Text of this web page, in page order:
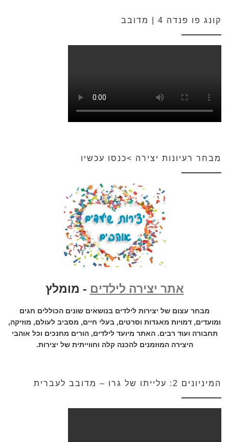
קונג פו פנדה 4 | מדובב
מבחר רעיונות יצירה >כנסו עכשיו
אתר יצירה לילדים - מומלץ
מבחר עצום של יצירות לילדים בנושאים שונים הכוללים חגים
ומועדים, דמויות מאגדות וסרטים, בעלי חיים, מסביב לעולם, מוזיקה,
תחבורה ועוד רבים. האתר מיועד לילדים, הורים מחנכים וכל אוהבי
היצירה המוזמנים להכנה קלה וחווייתית של יצירות.
המיניונים 2: עלייתו של גרו – מדובב לעברית